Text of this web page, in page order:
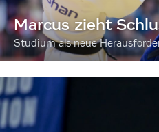
Marcus zieht
Studium als neue